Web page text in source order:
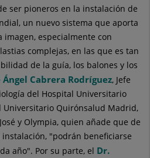
ser pioneros en la instalación de
un nuevo sistema que aporta
especialmente con
complejas, en las que es tan
de la guía, los balones y los
Ángel Cabrera Rodríguez, Jefe
del Hospital Universitario
Universitario Quirónsalud Madrid,
y Olympia, quien añade que de
"podrán beneficiarse
año". Por su parte, el Dr.